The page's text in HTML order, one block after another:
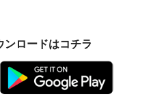
ロードはコチラ